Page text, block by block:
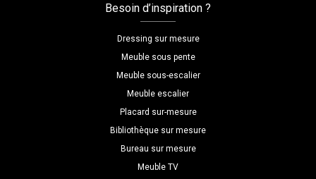
Besoin d’inspiration ?
Dressing sur mesure
Meuble sous pente
Meuble sous-escalier
Meuble escalier
Placard sur-mesure
Bibliothèque sur mesure
Bureau sur mesure
Meuble TV